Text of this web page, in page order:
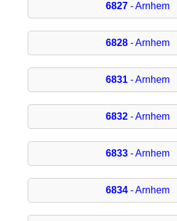
6827- Arnhem
6828- Arnhem
6831- Arnhem
6832- Arnhem
6833- Arnhem
6834- Arnhem